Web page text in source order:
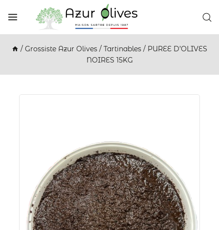
/ Grossiste Azur Olives / Tartinables / PUREE D’OLIVES
NOIRES 15KG